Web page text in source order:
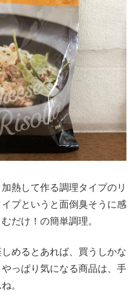
熱して作る調理タイプのリ
プというと面倒臭そうに感
だけ！の簡単調理。
めるとあれば、買うしかな
っぱり気になる商品は、手
。